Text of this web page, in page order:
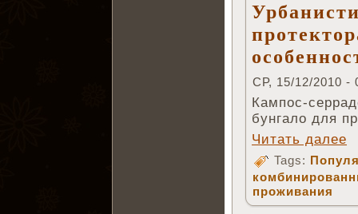
СР, 15/12/2010 -
Кампос-
бунгало для
Читать далее
Tags:
проживания